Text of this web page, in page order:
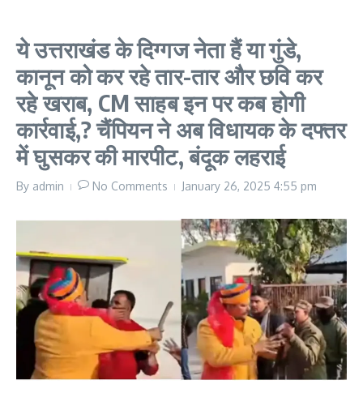
ये उत्तराखंड के दिग्गज नेता हैं या गुंडे,
कानून को कर रहे तार-तार और छवि कर
रहे खराब, CM साहब इन पर कब होगी
कार्रवाई,? चैंपियन ने अब विधायक के दफ्तर
में घुसकर की मारपीट, बंदूक लहराई
By admin No Comments January 26, 2025 4:55 pm